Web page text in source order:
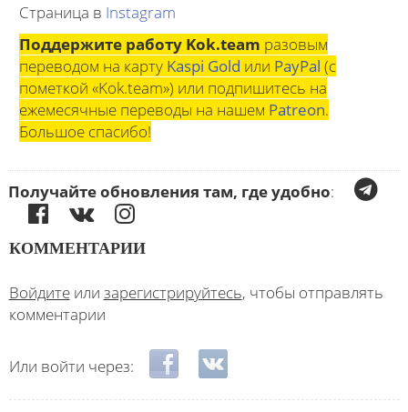
Страница в Instagram
Поддержите работу Kok.team разовым
переводом на карту Kaspi Gold или PayPal (с
пометкой «Kok.team») или подпишитесь на
ежемесячные переводы на нашем Patreon.
Большое спасибо!
Получайте обновления там, где удобно:
КОММЕНТАРИИ
Войдитеили зарегистрируйтесь, чтобы отправлять
комментарии
Или войти через: Login with Facebook
Login with ВКонтакте